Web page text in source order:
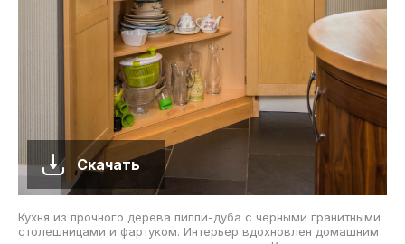
Скачать
Кухня из прочного дерева пиппи-дуба с черными гранитными
столешницами и фартуком. Интерьер вдохновлен домашним